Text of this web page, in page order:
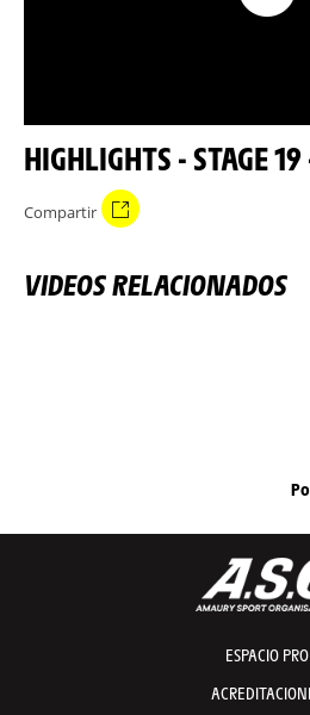
HIGHLIGHTS - STAGE
Compartir
VIDEOS RELACIONADOS
ESPACIO PRO